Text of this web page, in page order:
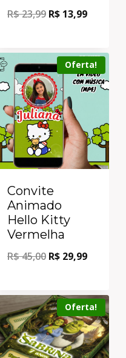
R$23,99 R$ 13,99
Oferta!
Convite
Animado
Hello Kitty
Vermelha
R$45,00 R$ 29,99
Oferta!